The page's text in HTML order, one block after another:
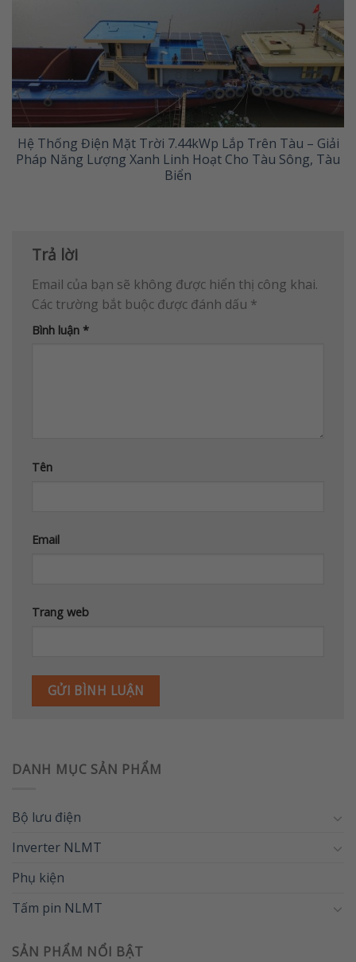
Hệ Thống Điện Mặt Trời 7.44kWp Lắp Trên Tàu – Giải
Pháp Năng Lượng Xanh Linh Hoạt Cho Tàu Sông, Tàu
Biển
Trả lời
Email của bạn sẽ không được hiển thị công khai.
Các trường bắt buộc được đánh dấu *
Bình luận *
Tên
Email
Trang web
DANH MỤC SẢN PHẨM
Bộ lưu điện
Inverter NLMT
Phụ kiện
Tấm pin NLMT
SẢN PHẨM NỔI BẬT